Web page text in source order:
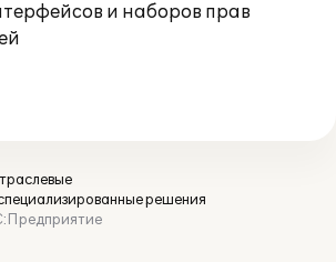
и наборов прав
решения